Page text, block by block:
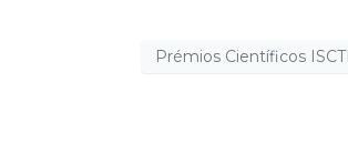
Prémios Científicos